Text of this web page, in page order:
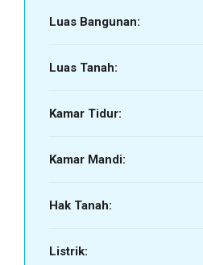
Luas Bangunan:
Luas Tanah:
Kamar Tidur:
Kamar Mandi:
Hak Tanah:
Listrik: